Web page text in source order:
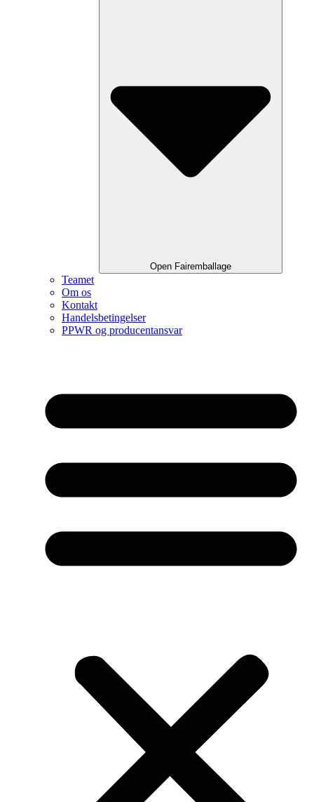
Open Fairemballage
Teamet
Om os
Kontakt
Handelsbetingelser
PPWR og producentansvar